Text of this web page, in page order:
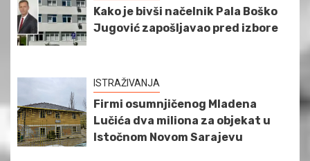
Kako je bivši načelnik Pala Boško
Jugović zapošljavao pred izbore
ISTRAŽIVANJA
Firmi osumnjičenog Mladena
Lučića dva miliona za objekat u
Istočnom Novom Sarajevu